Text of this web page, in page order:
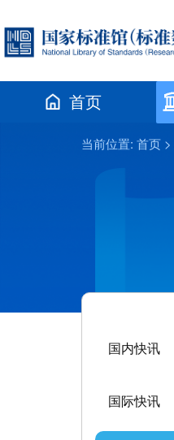
首页
当前位置: 首页 >
国内快讯
国际快讯